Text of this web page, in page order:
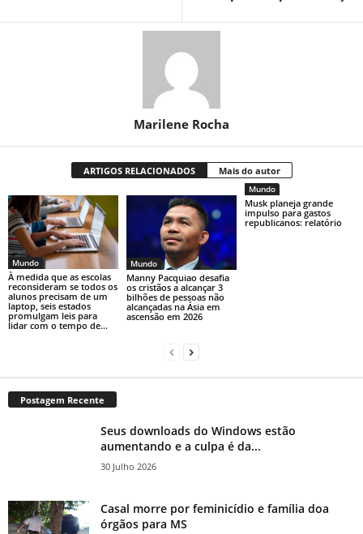
Marilene Rocha
ARTIGOS RELACIONADOS Mais do autor
Mundo
À medida que as escolas
reconsideram se todos os
alunos precisam de um
laptop, seis estados
promulgam leis para
lidar com o tempo de...
Mundo
Manny Pacquiao desafia
os cristãos a alcançar 3
bilhões de pessoas não
alcançadas na Ásia em
ascensão em 2026
Mundo
Musk planeja grande
impulso para gastos
republicanos: relatório
Postagem Recente
Seus downloads do Windows estão
aumentando e a culpa é da...
30 Julho 2026
Casal morre por feminicídio e família doa
órgãos para MS